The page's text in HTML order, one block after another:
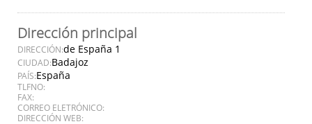
Dirección principal
DIRECCIÓN:de España 1
CIUDAD:Badajoz
PAÍS:España
TLFNO:
FAX:
CORREO ELETRÓNICO:
DIRECCIÓN WEB: